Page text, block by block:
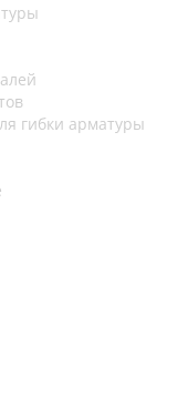
гибки арматуры